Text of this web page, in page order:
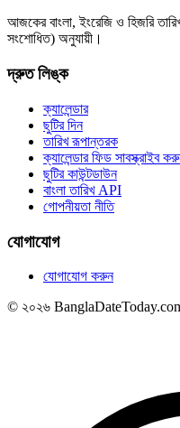
আজকের বাংলা, ইংরেজি ও হিজরি
সংশোধিত) অনুযায়ী।
দ্রুত লিঙ্ক
ক্যালেন্ডার
ছুটির দিন
তারিখ রূপান্তরক
ক্যালেন্ডার ফিড সাবস্ক্রাইব
ছুটির কাউন্টডাউন
বাংলা তারিখ API
গোপনীয়তা নীতি
যোগাযোগ
যোগাযোগ করুন
© ২০২৬